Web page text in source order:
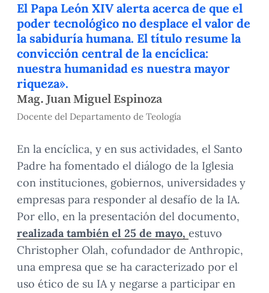
El Papa León XIV alerta acerca de que el
poder tecnológico no desplace el valor de
la sabiduría humana. El título resume la
convicción central de la encíclica:
nuestra humanidad es nuestra mayor
riqueza».
Mag. Juan Miguel Espinoza
Docente del Departamento de Teología
En la encíclica, y en sus actividades, el Santo
Padre ha fomentado el diálogo de la Iglesia
con instituciones, gobiernos, universidades y
empresas para responder al desafío de la IA.
Por ello, en la presentación del documento,
realizada también el 25 de mayo, estuvo
Christopher Olah, cofundador de Anthropic,
una empresa que se ha caracterizado por el
uso ético de su IA y negarse a participar en